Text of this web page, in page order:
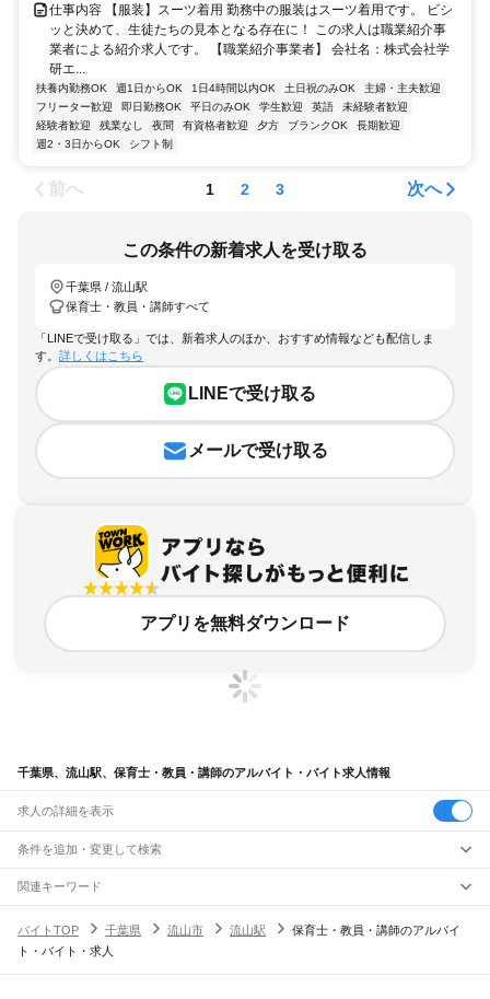
仕事内容 【服装】スーツ着用 勤務中の服装はスーツ着用です。 ビシ
ッと決めて、生徒たちの見本となる存在に！ この求人は職業紹介事
業者による紹介求人です。 【職業紹介事業者】 会社名：株式会社学
研エ...
扶養内勤務OK 週1日からOK 1日4時間以内OK 土日祝のみOK
主婦・主夫歓迎
フリーター歓迎
即日勤務OK 平日のみOK 学生歓迎 英語
未経験者歓迎
経験者歓迎
残業なし 夜間 有資格者歓迎 夕方 ブランクOK
長期歓迎
週2・3日からOK
シフト制
前へ 1 2 3 次へ
この条件の新着求人を受け取る
千葉県 / 流山駅
保育士・教員・講師すべて
「LINEで受け取る」では、新着求人のほか、おすすめ情報なども配信しま
す。 詳しくはこちら
LINEで受け取る
メールで受け取る
アプリを無料ダウンロード
千葉県、流山駅、保育士・教員・講師のアルバイト・バイト求人情報
求人の詳細を表示
条件を追加・変更して検索
市区町村を追加・変更
千葉県すべて
千葉市 すべて
駅を追加・変更
職種を追加・変更
関連キーワード
バイトTOP
千葉県 流山市 流山駅
保育士・教員・講師のアルバイ
ト・バイト・求人